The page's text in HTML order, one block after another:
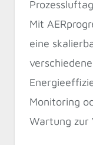
Mit
eine
Monitoring
Wartung zur